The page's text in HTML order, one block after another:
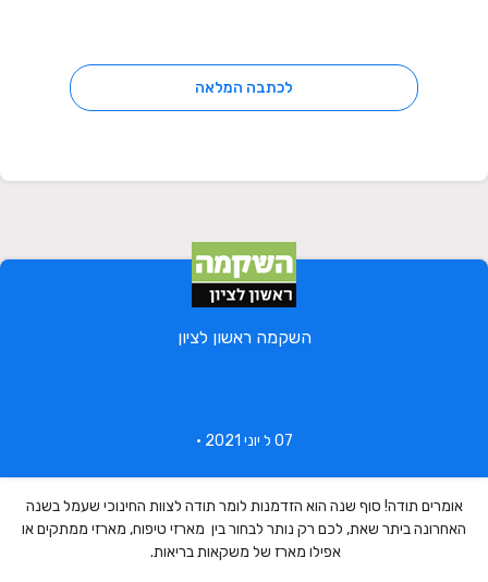
לכתבה המלאה
השקמה ראשון לציון
07 ל יוני 2021 •
אומרים תודה! סוף שנה הוא הזדמנות לומר תודה לצוות החינוכי שעמל בשנה
האחרונה ביתר שאת, לכם רק נותר לבחור בין מארזי טיפוח, מארזי ממתקים או
אפילו מארז של משקאות בריאות.